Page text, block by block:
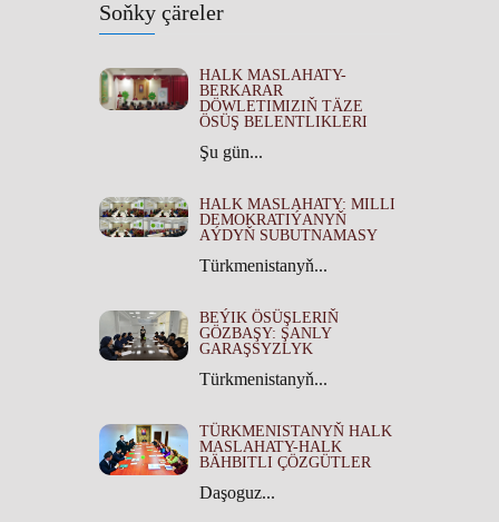
Soňky çäreler
HALK MASLAHATY-
BERKARAR
DÖWLETIMIZIŇ TÄZE
ÖSÜŞ BELENTLIKLERI
Şu gün...
HALK MASLAHATY: MILLI
DEMOKRATIÝANYŇ
AÝDYŇ SUBUTNAMASY
Türkmenistanyň...
BEÝIK ÖSÜŞLERIŇ
GÖZBAŞY: ŞANLY
GARAŞSYZLYK
Türkmenistanyň...
TÜRKMENISTANYŇ HALK
MASLAHATY-HALK
BÄHBITLI ÇÖZGÜTLER
Daşoguz...